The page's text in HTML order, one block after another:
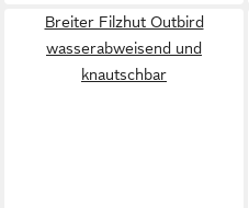
Breiter Filzhut Outbird
wasserabweisend und
knautschbar